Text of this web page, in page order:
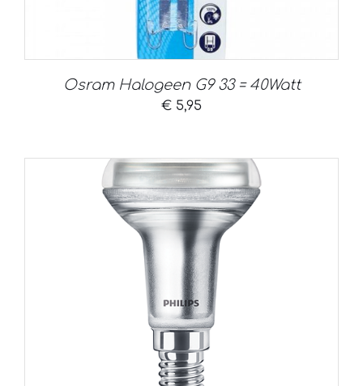
Osram Halogeen G9 33 = 40Watt
€ 5,95